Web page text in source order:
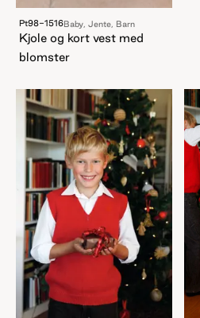
Pt98-1516Baby, Jente, Barn
Kjole og kort vest med
blomster